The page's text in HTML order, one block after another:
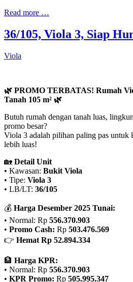
Read more …
36/105, Viola 3, Siap
Viola
🌿 PROMO TERBATAS! Rumah
Tanah 105 m² 🌿
Butuh rumah dengan tanah luas,
promo besar?
Viola 3 adalah pilihan paling pas untuk
lebih luas!
🏡 Detail Unit
• Kawasan: Bukit Viola
• Tipe: Viola 3
• LB/LT: 36/105
💰 Harga Desember 2025 Tunai:
• Normal: Rp 556.370.903
• Promo Cash: Rp 503.476.569
👉 Hemat Rp 52.894.334
🏦 Harga KPR:
• Normal: Rp 556.370.903
• KPR Promo: Rp 505.995.347